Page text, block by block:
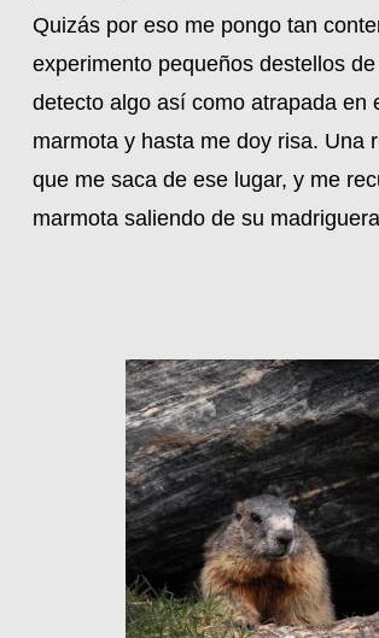
Quizás por eso me pongo tan
experimento pequeños destellos
detecto algo así como atrapada en
marmota y hasta me doy risa. Una
que me saca de ese lugar, y me
marmota saliendo de su